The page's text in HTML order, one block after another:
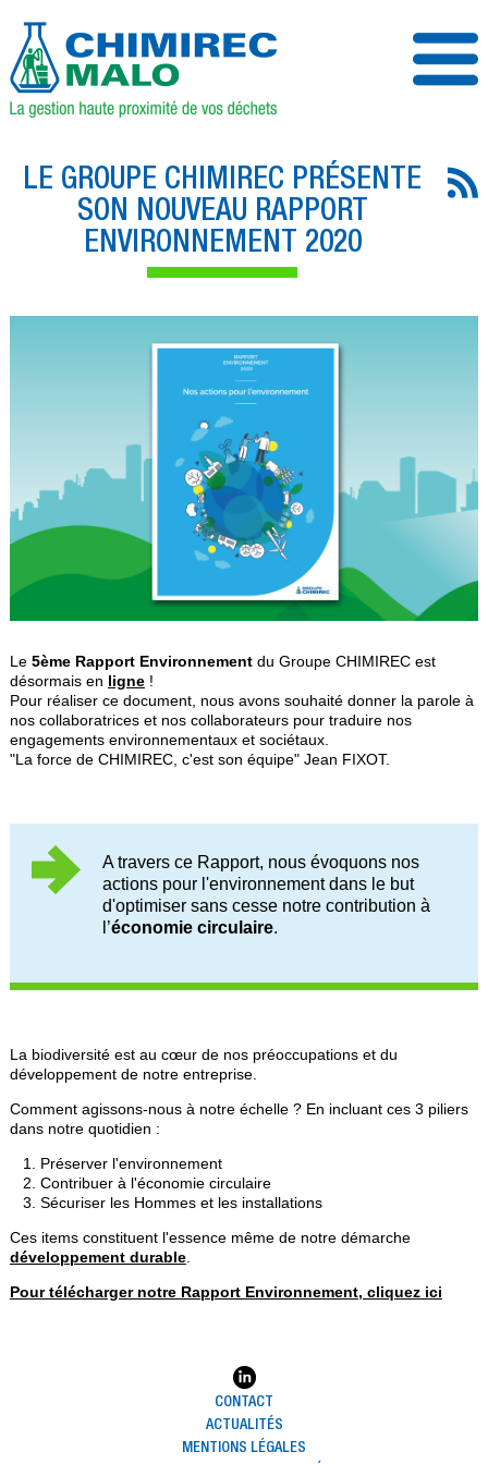
LE GROUPE CHIMIREC PRÉSENTE
SON NOUVEAU RAPPORT
ENVIRONNEMENT 2020
Le 5ème Rapport Environnementdu Groupe CHIMIREC est
désormais en ligne!
Pour réaliser ce document, nous avons souhaité donner la parole à
nos collaboratrices et nos collaborateurs pour traduire nos
engagements environnementaux et sociétaux.
"La force de CHIMIREC, c'est son équipe" Jean FIXOT.
A travers ce Rapport, nous évoquons nos
actions pour l'environnement dans le but
d'optimiser sans cesse notre contribution à
l’économie circulaire.
La biodiversité est au cœur de nos préoccupations et du
développement de notre entreprise.
Comment agissons-nous à notre échelle ? En incluant ces 3 piliers
dans notre quotidien :
Préserver l'environnement
Contribuer à l'économie circulaire
Sécuriser les Hommes et les installations
Ces items constituent l'essence même de notre démarche
développement durable.
Pour télécharger notre Rapport Environnement, cliquez ici
CONTACT
ACTUALITÉS
MENTIONS LÉGALES